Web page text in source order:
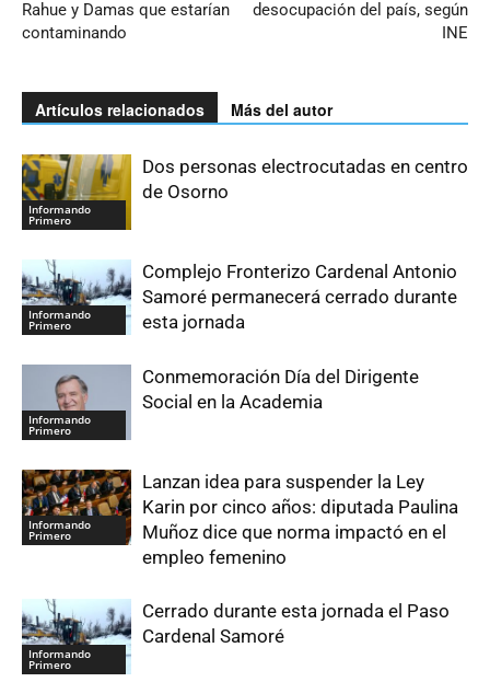
Rahue y Damas que estarían
contaminando
desocupación del país, según
INE
Artículos relacionados Más del autor
Informando
Primero
Dos personas electrocutadas en centro
de Osorno
Informando
Primero
Complejo Fronterizo Cardenal Antonio
Samoré permanecerá cerrado durante
esta jornada
Informando
Primero
Conmemoración Día del Dirigente
Social en la Academia
Informando
Primero
Lanzan idea para suspender la Ley
Karin por cinco años: diputada Paulina
Muñoz dice que norma impactó en el
empleo femenino
Informando
Primero
Cerrado durante esta jornada el Paso
Cardenal Samoré